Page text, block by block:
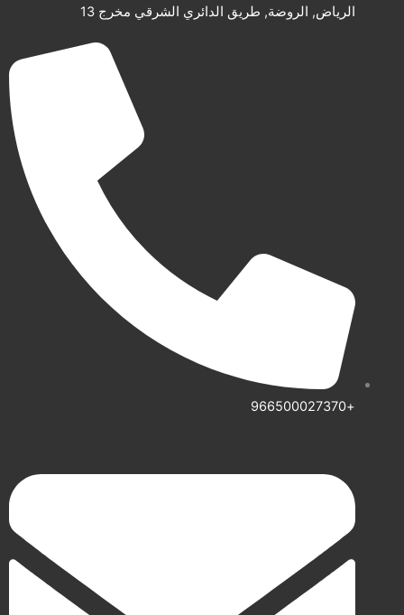
الرياض, الروضة, طريق الدائري الشرقي مخرج 13
+966500027370